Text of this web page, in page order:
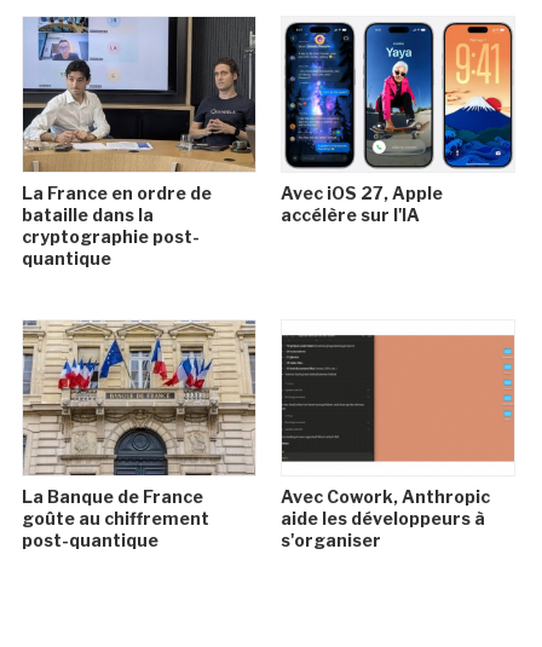
La France en ordre de
bataille dans la
cryptographie post-
quantique
Avec iOS 27, Apple
accélère sur l'IA
La Banque de France
goûte au chiffrement
post-quantique
Avec Cowork, Anthropic
aide les développeurs à
s'organiser